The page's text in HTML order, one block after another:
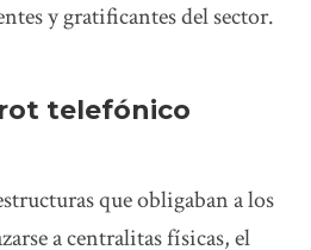
y gratificantes del sector.
telefónico
que obligaban a los
a centralitas físicas, el